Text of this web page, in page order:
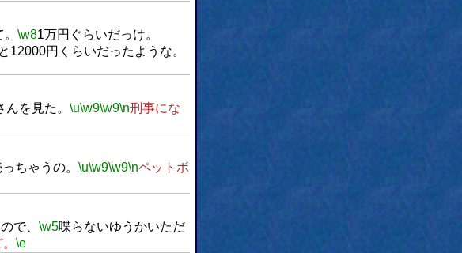
\w81万円ぐらいだっけ。
12000円くらいだったような。
を見た。 \u\w9\w9\n刑事にな
ちゃうの。 \u\w9\w9\nペットボ
で、 \w5喋らないゆうかいただ
\e